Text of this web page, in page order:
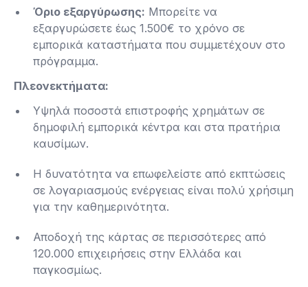
Όριο εξαργύρωσης: Μπορείτε να
εξαργυρώσετε έως 1.500€ το χρόνο σε
εμπορικά καταστήματα που συμμετέχουν στο
πρόγραμμα​.
Πλεονεκτήματα:
Υψηλά ποσοστά επιστροφής χρημάτων σε
δημοφιλή εμπορικά κέντρα και στα πρατήρια
καυσίμων.
Η δυνατότητα να επωφελείστε από εκπτώσεις
σε λογαριασμούς ενέργειας είναι πολύ χρήσιμη
για την καθημερινότητα.
Αποδοχή της κάρτας σε περισσότερες από
120.000 επιχειρήσεις στην Ελλάδα και
παγκοσμίως​.